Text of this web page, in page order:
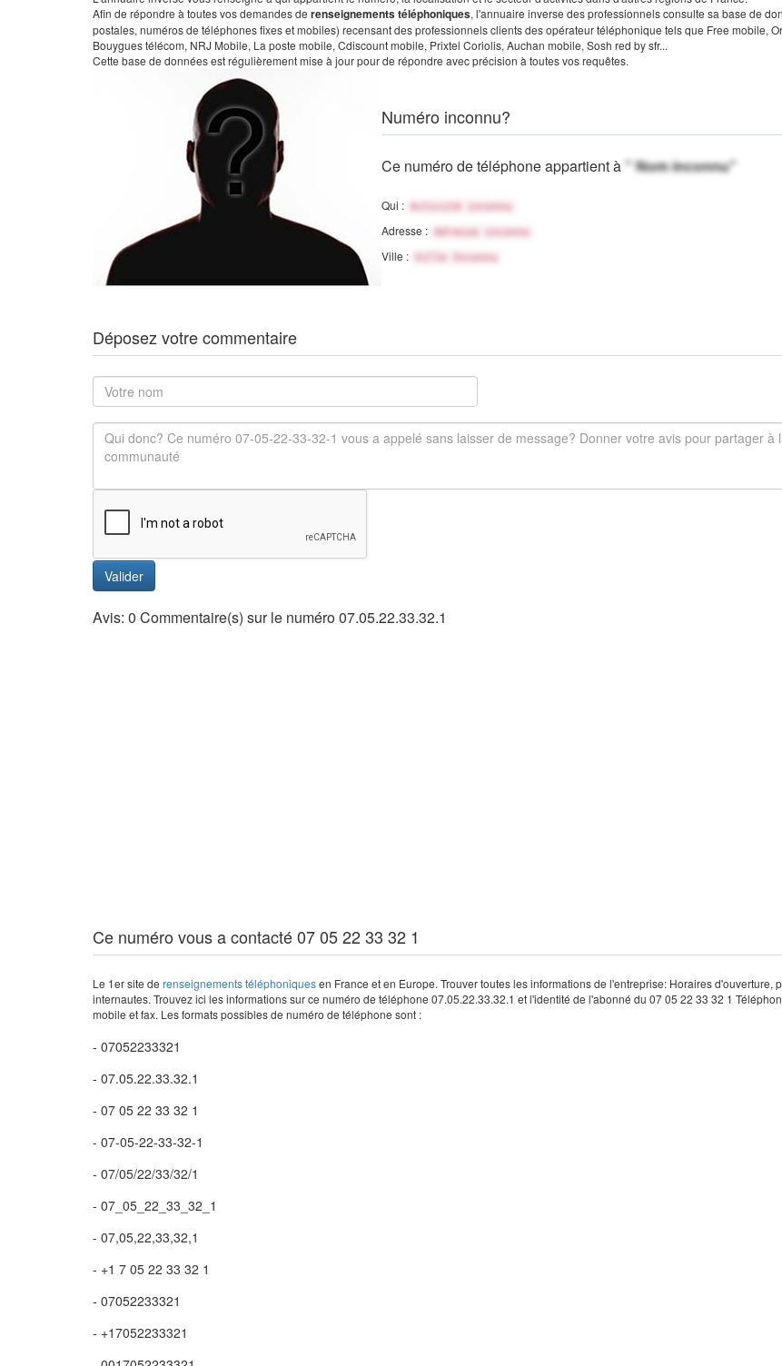
Afin de répondre à toutes vos demandes de renseignements téléphoniques, l'annuaire inverse des professionnels consulte sa base de
postales, numéros de téléphones fixes et mobiles) recensant des professionnels clients des opérateur téléphonique tels que Free mobile,
Bouygues télécom, NRJ Mobile, La poste mobile, Cdiscount mobile, Prixtel Coriolis, Auchan mobile, Sosh red by sfr...
Cette base de données est régulièrement mise à jour pour de répondre avec précision à toutes vos requêtes.
Numéro inconnu?
Ce numéro de téléphone appartient à" Nom inconnu"
Qui : Activité inconnu
Adresse : Adresse inconnu
Ville : Ville Inconnu
Déposez votre commentaire
Valider
Avis: 0 Commentaire(s) sur le numéro 07.05.22.33.32.1
Ce numéro vous a contacté 07 05 22 33 32 1
Le 1er site de renseignements téléphoniquesen France et en Europe. Trouver toutes les informations de l'entreprise: Horaires d'ouverture,
internautes. Trouvez ici les informations sur ce numéro de téléphone 07.05.22.33.32.1 et l'identité de l'abonné du 07 05 22 33 32 1
mobile et fax. Les formats possibles de numéro de téléphone sont :
- 07052233321
- 07.05.22.33.32.1
- 07 05 22 33 32 1
- 07-05-22-33-32-1
- 07/05/22/33/32/1
- 07_05_22_33_32_1
- 07,05,22,33,32,1
- +1 7 05 22 33 32 1
- 07052233321
- +17052233321